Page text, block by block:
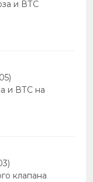
и ВТС
и ВТС на
клапана